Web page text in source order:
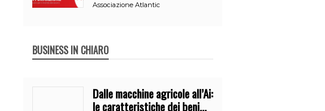
Associazione Atlantic
BUSINESS IN CHIARO
Dalle macchine agricole all’Ai:
le caratteristiche dei beni